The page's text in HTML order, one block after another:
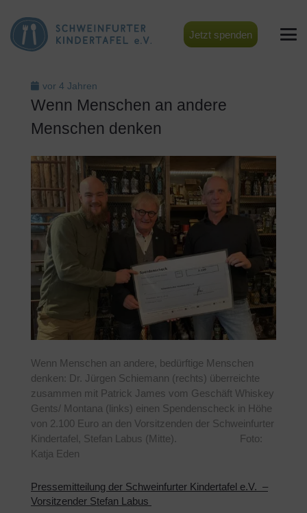
Jetzt spenden
vor 4 Jahren
Wenn Menschen an andere
Menschen denken
Wenn Menschen an andere, bedürftige Menschen
denken: Dr. Jürgen Schiemann (rechts) überreichte
zusammen mit Patrick James vom Geschäft Whiskey
Gents/ Montana (links) einen Spendenscheck in Höhe
von 2.100 Euro an den Vorsitzenden der Schweinfurter
Kindertafel, Stefan Labus (Mitte). Foto:
Katja Eden
Pressemitteilung der Schweinfurter Kindertafel e.V. –
Vorsitzender Stefan Labus